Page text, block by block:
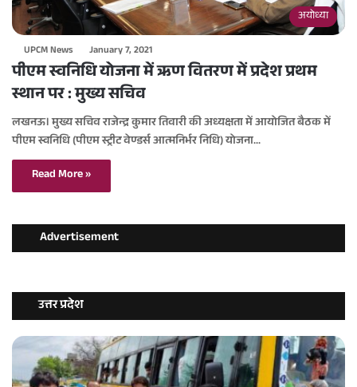
अयोध्या
UPCM News January 7, 2021
पीएम स्वनिधि योजना में ऋण वितरण में प्रदेश प्रथम
स्थान पर : मुख्य सचिव
लखनऊ। मुख्य सचिव राजेन्द्र कुमार तिवारी की अध्यक्षता में आयोजित बैठक में
पीएम स्वनिधि (पीएम स्ट्रीट वेण्डर्स आत्मनिर्भर निधि) योजना…
Read More »
Advertisement
उत्तर प्रदेश